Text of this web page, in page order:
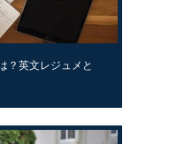
？英文レジュメと